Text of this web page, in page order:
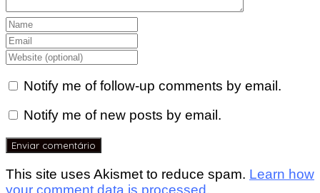
Notify me of follow-up comments by email.
Notify me of new posts by email.
This site uses Akismet to reduce spam. Learn how